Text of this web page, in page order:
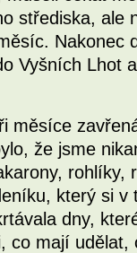
střediska, ale
Nakonec
Vyšních Lhot
měsíce
že jsme
rohlíky,
který si v
dny,
co mají